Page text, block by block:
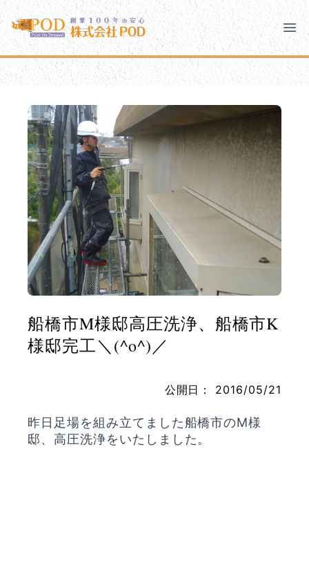
メインコンテンツにスキップ
株式会社ペイント・オン・デマンド
千葉の外壁塗装・屋根塗装なら創業100年の安心 ペイン
株式会社ペイント・オン・デマンド
モバイルメニュー
PODのまちづくり 安心の取り組み
ご相談と流れ よくあるご質問
PODについて
船橋市M様邸高圧洗浄、船橋市K
様邸完工＼(^o^)／
公開日： 2016/05/21
昨日足場を組み立てました船橋市のM様
邸、高圧洗浄をいたしました。